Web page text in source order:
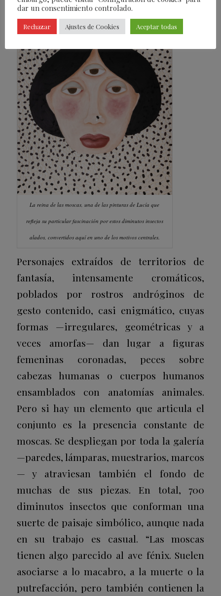
La reina de las moscas, una de las pinturas de Lucía que
refleja su particular fascinación por estos diminutos insectos
alados, convertidos aquí en uno de los motivos centrales.
Personajes extraídos de territorios de
fantasía, intensamente cromáticos,
poblados por rostros andróginos de
gesto contenido, casi enigmático, cuyas
formas —irregulares, geométricas y a
veces amorfas— dan lugar a figuras
femeninas coronadas, peces sobre
cabezas humanas o cuerpos humanos
ensamblados con anatomías animales.
Pero si hay un elemento que articula el
conjunto es la presencia constante de
moscas. Se despliegan por toda la galería
—paredes, lámparas, muestrarios, marcos
— y atraviesan también el fondo de
muchas de sus piezas. En total, 700
diminutos insectos que conforman una
suerte de paisaje simbólico, aunque nada
en su trabajo es casual. “Las moscas
tienen algo parecido al ave fénix. Suelen
asociarse a lo macabro, a la muerte o la
putrefacción, pero también contienen la
dar un consentimiento controlado.
Rechazar Ajustes de Cookies Aceptar todas